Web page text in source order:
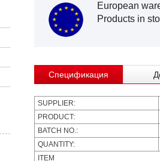
European
Products in
Спецификация
SUPPLIER:
PRODUCT:
BATCH NO.:
QUANTITY:
ITEM